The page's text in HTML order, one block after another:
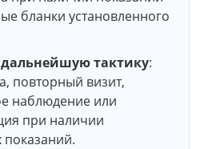
бланки установленного
дальнейшую тактику:
повторный визит,
наблюдение или
при наличии